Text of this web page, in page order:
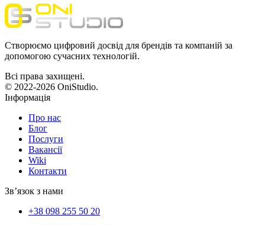
Створюємо цифровий досвід для брендів та компаній за
допомогою сучасних технологій.
Всі права захищені.
© 2022-2026 OniStudio.
Інформація
Про нас
Блог
Послуги
Вакансії
Wiki
Контакти
Зв’язок з нами
+38 098 255 50 20